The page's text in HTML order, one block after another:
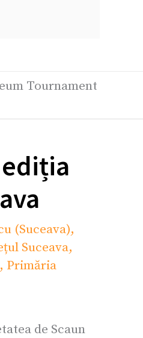
Tournament
(Suceava),
Suceava,
, Primăria
de Scaun